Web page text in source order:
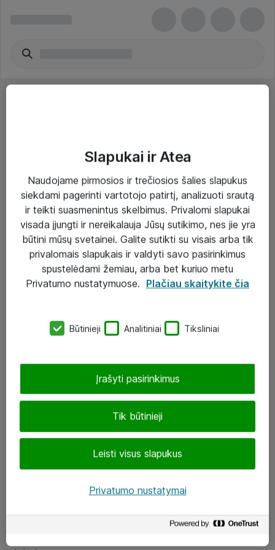
Paslaugos
Sprendimai
Įgyvendinti projektai
Atea ekspertų patarimai verslui
eShop@atea.lt
LinkedIn
Slapukai ir Atea
Naudojame pirmosios ir trečiosios šalies slapukus
siekdami pagerinti vartotojo patirtį, analizuoti srautą
ir teikti suasmenintus skelbimus. Privalomi slapukai
visada įjungti ir nereikalauja Jūsų sutikimo, nes jie yra
būtini mūsų svetainei. Galite sutikti su visais arba tik
privalomais slapukais ir valdyti savo pasirinkimus
spustelėdami žemiau, arba bet kuriuo metu
Privatumo nustatymuose. Plačiau skaitykite čia
Būtinieji Analitiniai Tiksliniai
Tik būtinieji
Leisti visus slapukus
Įrašyti pasirinkimus
Privatumo nustatymai